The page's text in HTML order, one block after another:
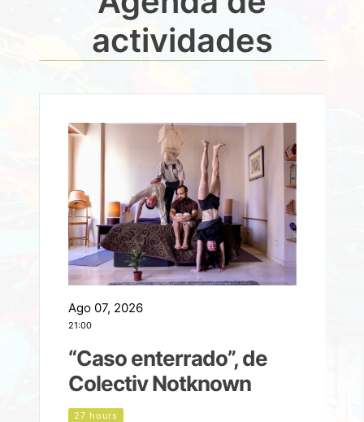
actividades
Ago 07, 2026
21:00
“Caso enterrado”, de
Colectiv Notknown
27 hours